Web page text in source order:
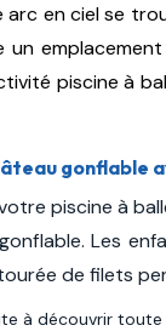
arc en ciel se
piscine à
gonflable
piscine à
Les
de filets
à découvrir toute